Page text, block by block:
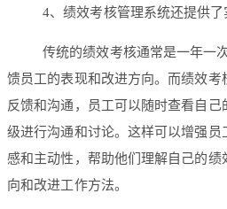
4、绩效考核管理系统还提供
传统的绩效考核通常是一年一
馈员工的表现和改进方向。而绩效考
反馈和沟通，员工可以随时查看自
级进行沟通和讨论。这样可以增强员
感和主动性，帮助他们理解自己的绩
向和改进工作方法。